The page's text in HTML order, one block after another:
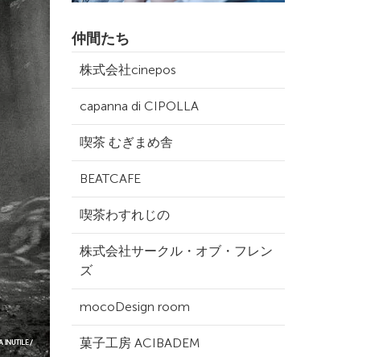
仲間たち
株式会社cinepos
capanna di CIPOLLA
喫茶 むぎまめ舎
BEATCAFE
喫茶わすれじの
株式会社サークル・オブ・フレン
ズ
mocoDesign room
菓子工房 ACIBADEM